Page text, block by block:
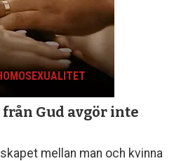
Gud avgör inte
mellan man och kvinna